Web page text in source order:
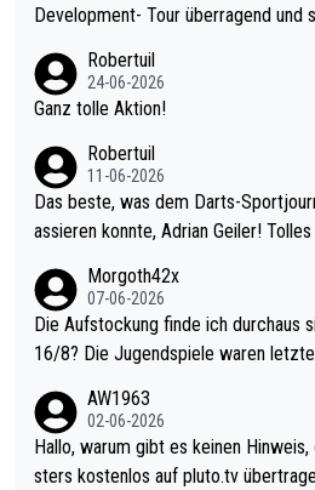
Development- Tour überragend und
mal 40+ erst recht. Da gewinnst keinen Blumentopf - ist ja noc
h krasser wie ein Pokalspiel eines Kreisligisten vs einem Bund
Robertuil
24-06-2026
Ganz tolle Aktion!
Robertuil
11-06-2026
Das beste, was dem Darts-
assieren konnte, Adrian Geiler!
Morgoth42x
07-06-2026
Die Aufstockung finde ich durchaus
16/8? Die Jugendspiele waren letztes Jahr durchaus sehr kurz
Allerdings ist Mitchell Lawrie als Nummer 1 der Welt eh qualifi
ziert. Somit ändert die
sters erstmal nichts. Ich denke sie wollen damit für nächstes J
AW1963
02-06-2026
Hallo, warum gibt es keinen Hinweis, dass die Nordic Darts Ma
sters kostenlos auf pluto.tv